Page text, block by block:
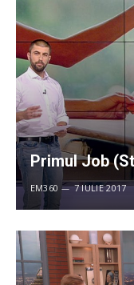
Primul Job
EM360 7 IULIE 2017